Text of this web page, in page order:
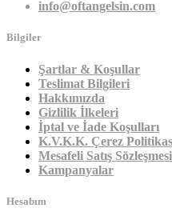
info@oftangelsin.com
Bilgiler
Şartlar & Koşullar
Teslimat Bilgileri
Hakkımızda
Gizlilik İlkeleri
İptal ve İade Koşulları
K.V.K.K. Çerez
Mesafeli Satış Sözleşmesi
Kampanyalar
Hesabım